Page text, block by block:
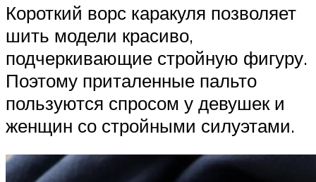
Короткий ворс каракуля позволяет
шить модели красиво,
подчеркивающие стройную фигуру.
Поэтому приталенные пальто
пользуются спросом у девушек и
женщин со стройными силуэтами.